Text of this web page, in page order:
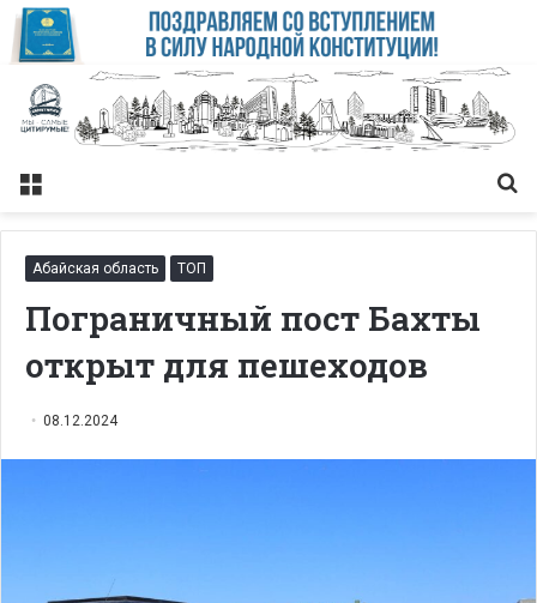
Меню
Абайская область ТОП
Пограничный пост Бахты
открыт для пешеходов
08.12.2024